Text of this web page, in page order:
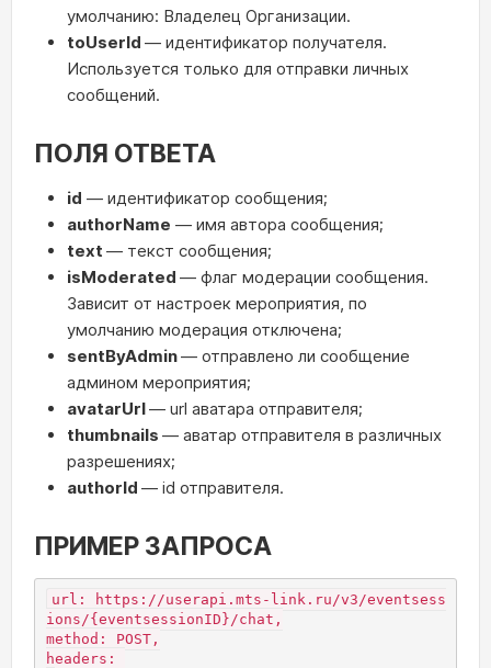
умолчанию: Владелец Организации.
toUserId — идентификатор получателя.
Используется только для отправки личных
сообщений.
ПОЛЯ ОТВЕТА
id — идентификатор сообщения;
authorName — имя автора сообщения;
text — текст сообщения;
isModerated — флаг модерации сообщения.
Зависит от настроек мероприятия, по
умолчанию модерация отключена;
sentByAdmin— отправлено ли сообщение
админом мероприятия;
avatarUrl— url аватара отправителя;
thumbnails — аватар отправителя в различных
разрешениях;
authorId — id отправителя.
ПРИМЕР ЗАПРОСА
url: https://userapi.mts-link.ru/v3/eventsess
ions/{eventsessionID}/chat,
method: POST,
headers: